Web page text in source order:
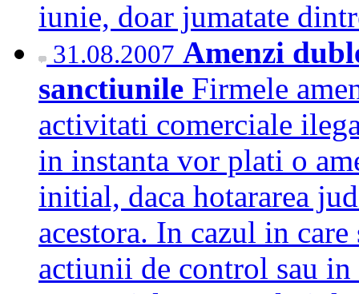
iunie, doar jumatate
31.08.2007 Amenzi
sanctiunile Firmele
activitati comerciale
in instanta vor plati o
initial, daca hotararea
acestora. In cazul in
actiunii de control sau in